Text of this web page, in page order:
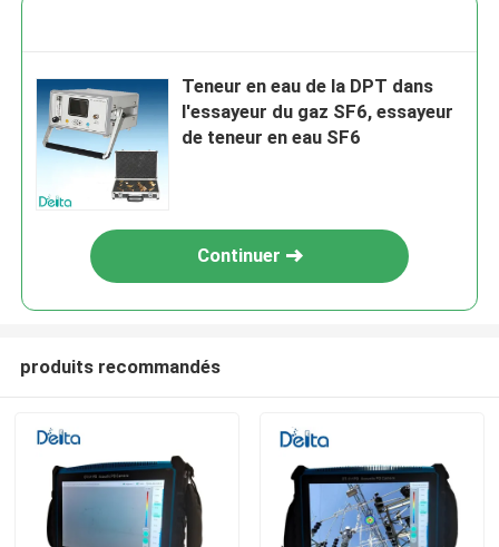
Teneur en eau de la DPT dans
l'essayeur du gaz SF6, essayeur
de teneur en eau SF6
Continuer
produits recommandés